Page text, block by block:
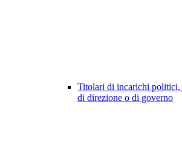
Titolari di incarichi politici,
di direzione o di governo